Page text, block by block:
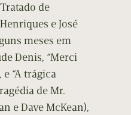
de
e José
meses em
Denis, “Merci
e “A trágica
de Mr.
e Dave McKean),